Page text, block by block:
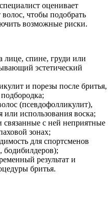
оценивает
чтобы подобрать
возможные риски.
лице, спине, груди или
эстетический
и порезы после бритья,
(псевдофолликулит),
использования воска;
с ней неприятные
зонах;
для спортсменов
бодибилдеров);
результат и
бритья.